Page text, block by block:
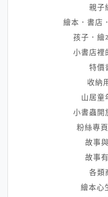
親子
繪本．書店
孩子．繪
小書店裡
特價
收納
山居童
小書蟲開
粉絲專
故事
故事
各類
繪本心